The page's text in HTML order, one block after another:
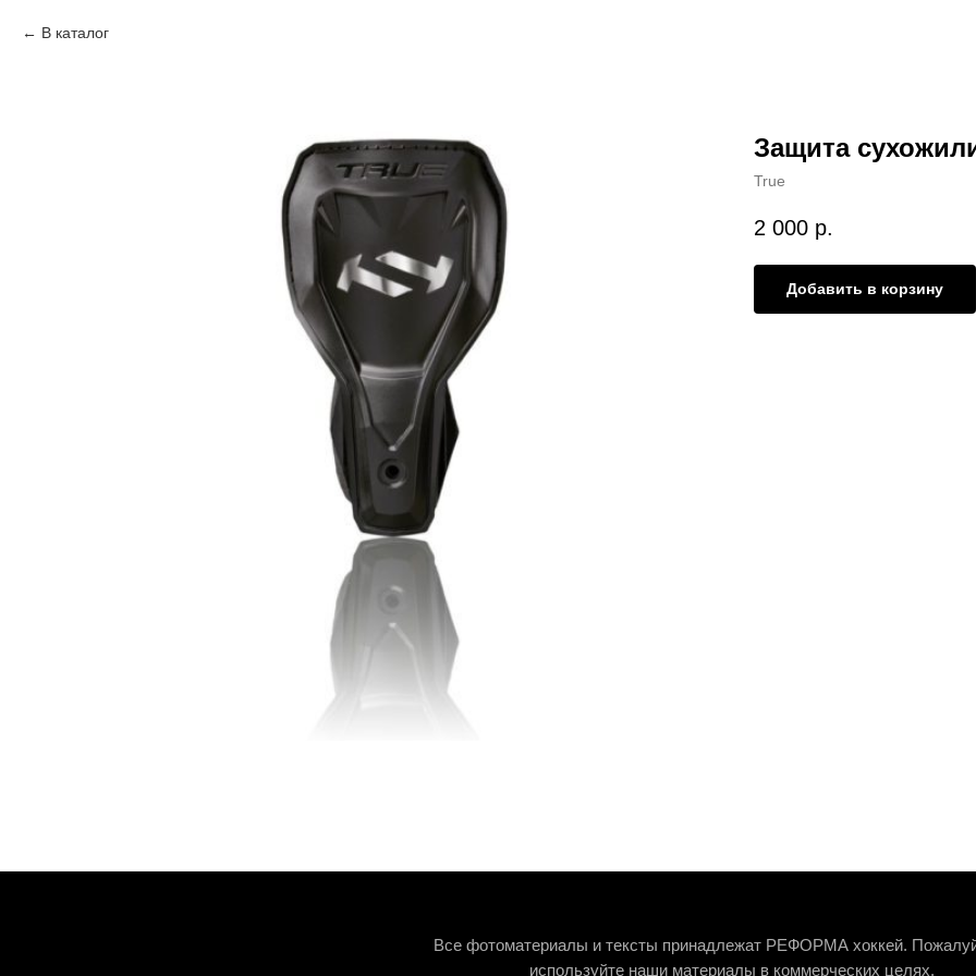
В каталог
Защита
True
2 000 р.
Добавить в корзину
Все фотоматериалы и тексты принадлежат РЕФОРМА хоккей.
используйте наши материалы в коммерческих целях.